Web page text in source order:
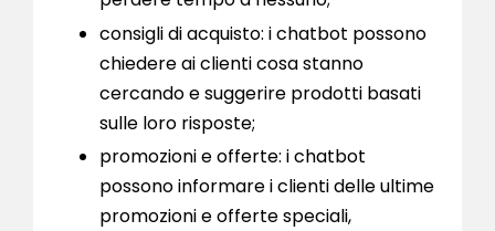
consigli di acquisto: i chatbot possono
chiedere ai clienti cosa stanno
cercando e suggerire prodotti basati
sulle loro risposte;
promozioni e offerte: i chatbot
possono informare i clienti delle ultime
promozioni e offerte speciali,